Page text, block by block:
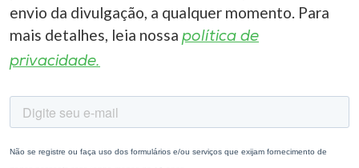
envio da divulgação, a qualquer momento. Para
mais detalhes, leia nossa política de
privacidade.